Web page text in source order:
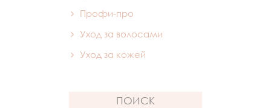
Профи-про
Уход за волосами
Уход за кожей
ПОИСК